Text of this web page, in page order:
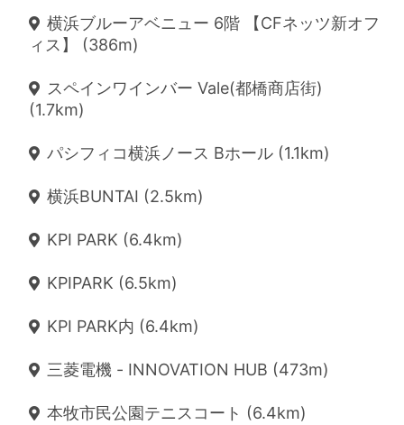
横浜ブルーアベニュー 6階 【CFネッツ新オフ
ィス】 (386m)
スペインワインバー Vale(都橋商店街)
(1.7km)
パシフィコ横浜ノース Bホール (1.1km)
横浜BUNTAI (2.5km)
KPI PARK (6.4km)
KPIPARK (6.5km)
KPI PARK内 (6.4km)
三菱電機 - INNOVATION HUB (473m)
本牧市民公園テニスコート (6.4km)